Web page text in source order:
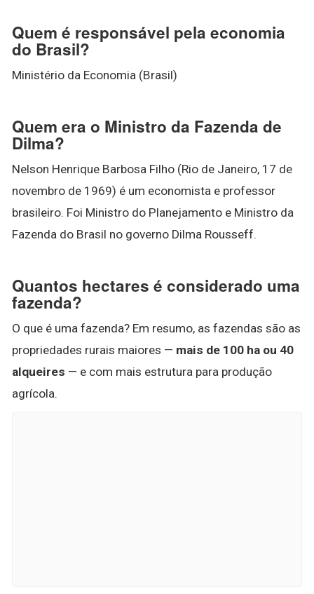
Quem é responsável pela economia
do Brasil?
Ministério da Economia (Brasil)
Quem era o Ministro da Fazenda de
Dilma?
Nelson Henrique Barbosa Filho (Rio de Janeiro, 17 de
novembro de 1969) é um economista e professor
brasileiro. Foi Ministro do Planejamento e Ministro da
Fazenda do Brasil no governo Dilma Rousseff.
Quantos hectares é considerado uma
fazenda?
O que é uma fazenda? Em resumo, as fazendas são as
propriedades rurais maiores — mais de 100 ha ou 40
alqueires — e com mais estrutura para produção
agrícola.